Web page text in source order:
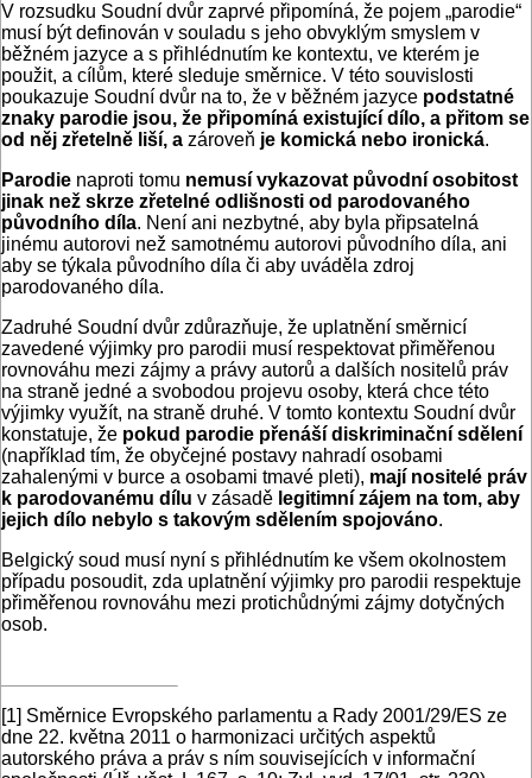
V rozsudku Soudní dvůr zaprvé připomíná, že pojem „parodie“
musí být definován v souladu s jeho obvyklým smyslem v
běžném jazyce a s přihlédnutím ke kontextu, ve kterém je
použit, a cílům, které sleduje směrnice. V této souvislosti
poukazuje Soudní dvůr na to, že v běžném jazyce podstatné
znaky parodie jsou, že připomíná existující dílo, a přitom se
od něj zřetelně liší, a zároveň je komická nebo ironická.
Parodie naproti tomu nemusí vykazovat původní osobitost
jinak než skrze zřetelné odlišnosti od parodovaného
původního díla. Není ani nezbytné, aby byla připsatelná
jinému autorovi než samotnému autorovi původního díla, ani
aby se týkala původního díla či aby uváděla zdroj
parodovaného díla.
Zadruhé Soudní dvůr zdůrazňuje, že uplatnění směrnicí
zavedené výjimky pro parodii musí respektovat přiměřenou
rovnováhu mezi zájmy a právy autorů a dalších nositelů práv
na straně jedné a svobodou projevu osoby, která chce této
výjimky využít, na straně druhé. V tomto kontextu Soudní dvůr
konstatuje, že pokud parodie přenáší diskriminační sdělení
(například tím, že obyčejné postavy nahradí osobami
zahalenými v burce a osobami tmavé pleti), mají nositelé práv
k parodovanému dílu v zásadě legitimní zájem na tom, aby
jejich dílo nebylo s takovým sdělením spojováno.
Belgický soud musí nyní s přihlédnutím ke všem okolnostem
případu posoudit, zda uplatnění výjimky pro parodii respektuje
přiměřenou rovnováhu mezi protichůdnými zájmy dotyčných
osob.
[1] Směrnice Evropského parlamentu a Rady 2001/29/ES ze
dne 22. května 2011 o harmonizaci určitých aspektů
autorského práva a práv s ním souvisejících v informační